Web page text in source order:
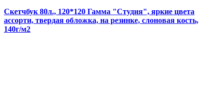
Скетчбук 80л., 120*120 Гамма "Студия", яркие цвета
ассорти, твердая обложка, на резинке, слоновая кость,
140г/м2